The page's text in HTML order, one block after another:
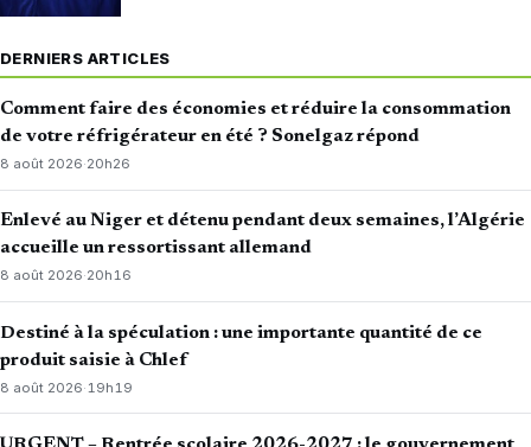
DERNIERS ARTICLES
Comment faire des économies et réduire la consommation
de votre réfrigérateur en été ? Sonelgaz répond
8 août 2026·20h26
Enlevé au Niger et détenu pendant deux semaines, l’Algérie
accueille un ressortissant allemand
8 août 2026·20h16
Destiné à la spéculation : une importante quantité de ce
produit saisie à Chlef
8 août 2026· 19h19